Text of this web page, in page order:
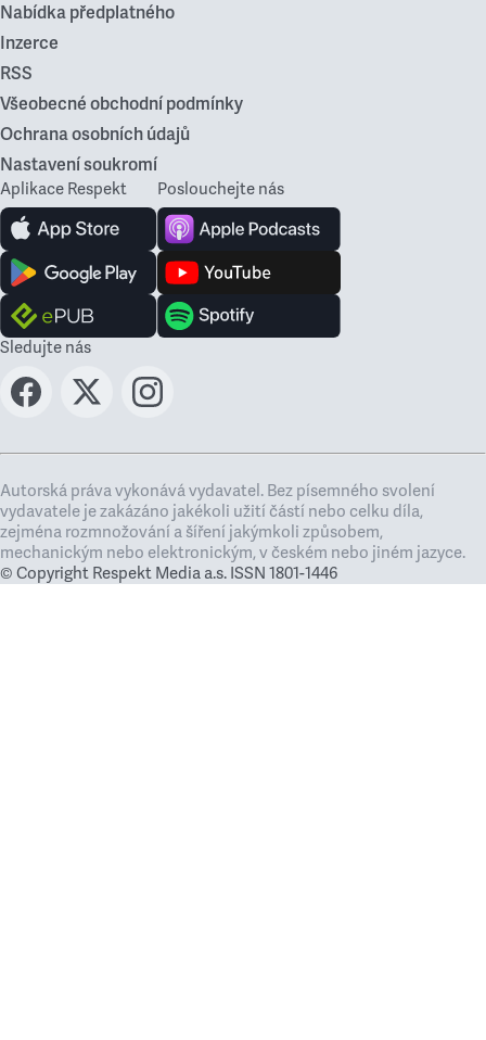
Nabídka předplatného
Inzerce
RSS
Všeobecné obchodní podmínky
Ochrana osobních údajů
Nastavení soukromí
Aplikace Respekt Poslouchejte nás
Sledujte nás
Autorská práva vykonává vydavatel. Bez písemného svolení
vydavatele je zakázáno jakékoli užití částí nebo celku díla,
zejména rozmnožování a šíření jakýmkoli způsobem,
mechanickým nebo elektronickým, v českém nebo jiném jazyce.
© Copyright Respekt Media a.s. ISSN 1801-1446